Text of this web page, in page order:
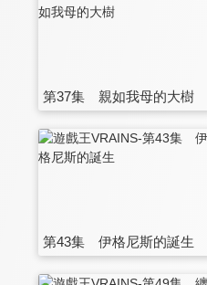
第37集 親如我母的大樹
第43集 伊格尼斯的誕生